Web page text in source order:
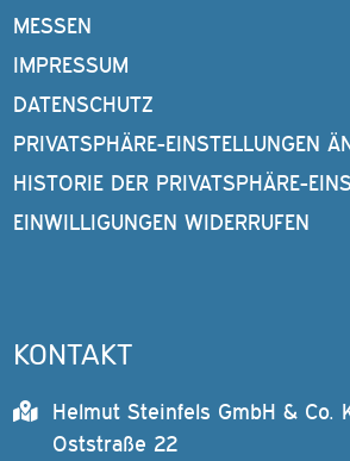
MESSEN
IMPRESSUM
DATENSCHUTZ
PRIVATSPHÄRE-EINSTELLUNGEN
HISTORIE DER PRIVATSPHÄRE-
EINWILLIGUNGEN WIDERRUFEN
KONTAKT
Helmut Steinfels GmbH & Co.
Oststraße 22